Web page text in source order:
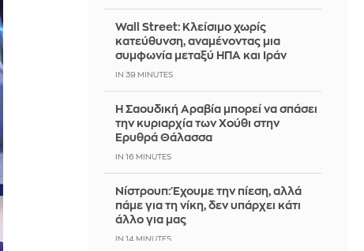
Wall Street: Κλείσιμο χωρίς
κατεύθυνση, αναμένοντας μια
συμφωνία μεταξύ ΗΠΑ και Ιράν
IN 39 MINUTES
Η Σαουδική Αραβία μπορεί να σπάσει
την κυριαρχία των Χούθι στην
Ερυθρά Θάλασσα
IN 16 MINUTES
Νίστρουπ: Έχουμε την πίεση, αλλά
πάμε για τη νίκη, δεν υπάρχει κάτι
άλλο για μας
IN 14 MINUTES